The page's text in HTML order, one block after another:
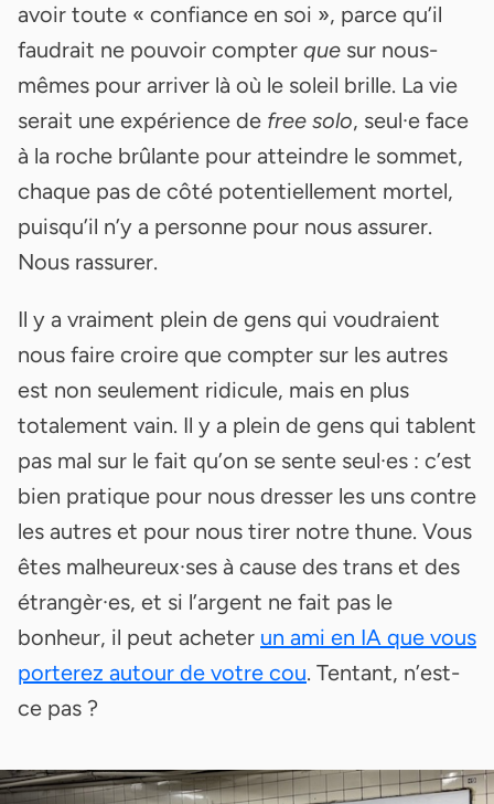
avoir toute « confiance en soi », parce qu’il
faudrait ne pouvoir compter que sur nous-
mêmes pour arriver là où le soleil brille. La vie
serait une expérience de free solo, seul·e face
à la roche brûlante pour atteindre le sommet,
chaque pas de côté potentiellement mortel,
puisqu’il n’y a personne pour nous assurer.
Nous rassurer.
Il y a vraiment plein de gens qui voudraient
nous faire croire que compter sur les autres
est non seulement ridicule, mais en plus
totalement vain. Il y a plein de gens qui tablent
pas mal sur le fait qu’on se sente seul·es : c’est
bien pratique pour nous dresser les uns contre
les autres et pour nous tirer notre thune. Vous
êtes malheureux·ses à cause des trans et des
étrangèr·es, et si l’argent ne fait pas le
bonheur, il peut acheter un ami en IA que vous
porterez autour de votre cou. Tentant, n’est-
ce pas ?